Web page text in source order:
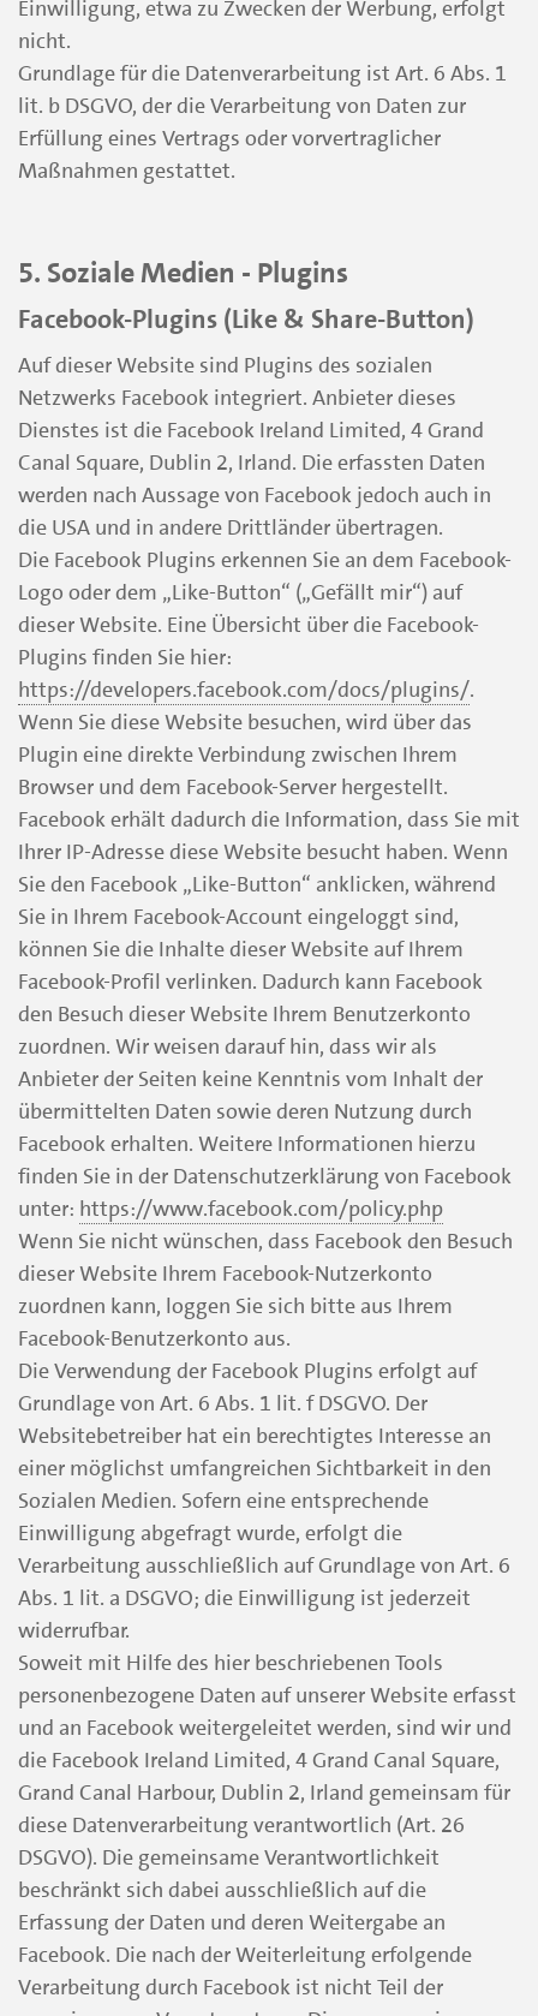
Einwilligung, etwa zu Zwecken der Werbung, erfolgt
nicht.
Grundlage für die Datenverarbeitung ist Art. 6 Abs. 1
lit. b DSGVO, der die Verarbeitung von Daten zur
Erfüllung eines Vertrags oder vorvertraglicher
Maßnahmen gestattet.
5. Soziale Medien - Plugins
Facebook-Plugins (Like & Share-Button)
Auf dieser Website sind Plugins des sozialen
Netzwerks Facebook integriert. Anbieter dieses
Dienstes ist die Facebook Ireland Limited, 4 Grand
Canal Square, Dublin 2, Irland. Die erfassten Daten
werden nach Aussage von Facebook jedoch auch in
die USA und in andere Drittländer übertragen.
Die Facebook Plugins erkennen Sie an dem Facebook-
Logo oder dem „Like-Button“ („Gefällt mir“) auf
dieser Website. Eine Übersicht über die Facebook-
Plugins finden Sie hier:
https://developers.facebook.com/docs/plugins/.
Wenn Sie diese Website besuchen, wird über das
Plugin eine direkte Verbindung zwischen Ihrem
Browser und dem Facebook-Server hergestellt.
Facebook erhält dadurch die Information, dass Sie mit
Ihrer IP-Adresse diese Website besucht haben. Wenn
Sie den Facebook „Like-Button“ anklicken, während
Sie in Ihrem Facebook-Account eingeloggt sind,
können Sie die Inhalte dieser Website auf Ihrem
Facebook-Profil verlinken. Dadurch kann Facebook
den Besuch dieser Website Ihrem Benutzerkonto
zuordnen. Wir weisen darauf hin, dass wir als
Anbieter der Seiten keine Kenntnis vom Inhalt der
übermittelten Daten sowie deren Nutzung durch
Facebook erhalten. Weitere Informationen hierzu
finden Sie in der Datenschutzerklärung von Facebook
unter: https://www.facebook.com/policy.php
Wenn Sie nicht wünschen, dass Facebook den Besuch
dieser Website Ihrem Facebook-Nutzerkonto
zuordnen kann, loggen Sie sich bitte aus Ihrem
Facebook-Benutzerkonto aus.
Die Verwendung der Facebook Plugins erfolgt auf
Grundlage von Art. 6 Abs. 1 lit. f DSGVO. Der
Websitebetreiber hat ein berechtigtes Interesse an
einer möglichst umfangreichen Sichtbarkeit in den
Sozialen Medien. Sofern eine entsprechende
Einwilligung abgefragt wurde, erfolgt die
Verarbeitung ausschließlich auf Grundlage von Art. 6
Abs. 1 lit. a DSGVO; die Einwilligung ist jederzeit
widerrufbar.
Soweit mit Hilfe des hier beschriebenen Tools
personenbezogene Daten auf unserer Website erfasst
und an Facebook weitergeleitet werden, sind wir und
die Facebook Ireland Limited, 4 Grand Canal Square,
Grand Canal Harbour, Dublin 2, Irland gemeinsam für
diese Datenverarbeitung verantwortlich (Art. 26
DSGVO). Die gemeinsame Verantwortlichkeit
beschränkt sich dabei ausschließlich auf die
Erfassung der Daten und deren Weitergabe an
Facebook. Die nach der Weiterleitung erfolgende
Verarbeitung durch Facebook ist nicht Teil der